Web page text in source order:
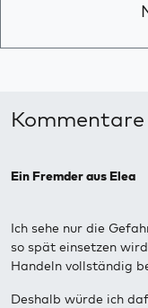
Kommentare
Ein Fremder aus Elea
Ich sehe nur die
so spät einsetzen
Handeln vollständig
Deshalb würde ich